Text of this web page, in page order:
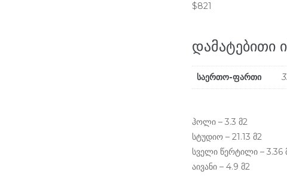
$821
ᲓᲐᲛᲐᲢᲔᲑᲘᲗᲘ
საერთო-ფართი
ჰოლი – 3.3 მ2
სტუდიო – 21.13 მ2
სველი წერტილი – 3.36
აივანი – 4.9 მ2